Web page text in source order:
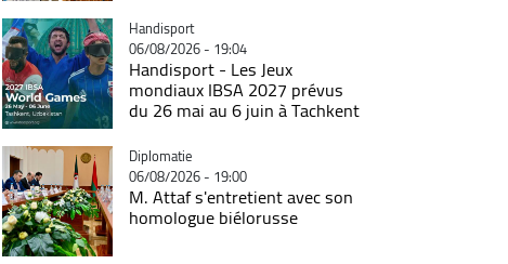
Catégorie
Handisport
06/08/2026 - 19:04
Handisport - Les Jeux
mondiaux IBSA 2027 prévus
du 26 mai au 6 juin à Tachkent
Catégorie
Diplomatie
06/08/2026 - 19:00
M. Attaf s'entretient avec son
homologue biélorusse